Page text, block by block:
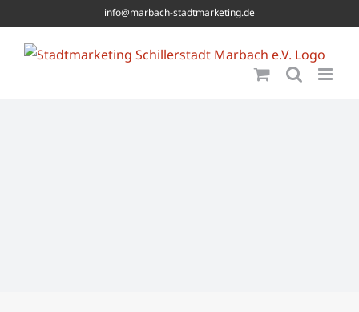
to
content
info@marbach-stadtmarketing.de